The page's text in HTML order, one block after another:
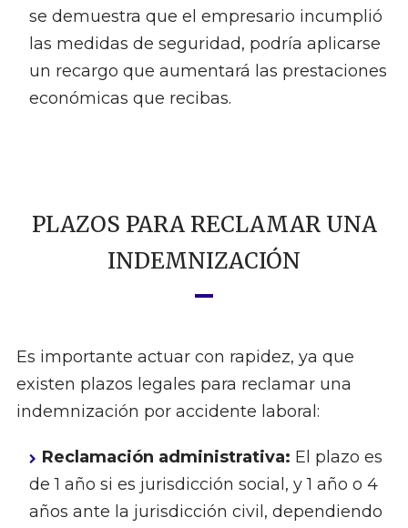
se demuestra que el empresario incumplió
las medidas de seguridad, podría aplicarse
un recargo que aumentará las prestaciones
económicas que recibas.
PLAZOS PARA RECLAMAR UNA
INDEMNIZACIÓN
Es importante actuar con rapidez, ya que
existen plazos legales para reclamar una
indemnización por accidente laboral:
Reclamación administrativa: El plazo es
de 1 año si es jurisdicción social, y 1 año o 4
años ante la jurisdicción civil, dependiendo